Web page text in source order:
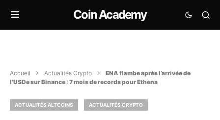
Coin Academy
Accueil Actualités Crypto
ENA flambe après l’arrivée de
l’USDe sur Binance : 7 mois de records pour Ethena
ACTUALITÉS ALTCOINS ACTUALITÉS CRYPTO